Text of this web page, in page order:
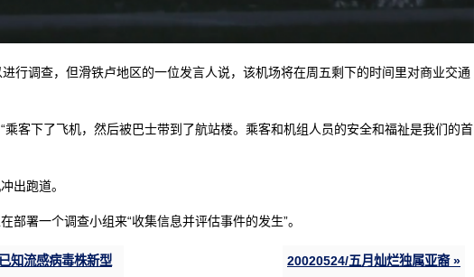
行调查，但滑铁卢地区的一位发言人说，该机场将在周五剩下的时间里对商业交通
乘客下了飞机，然后被巴士带到了航站楼。乘客和机组人员的安全和福祉是我们的首
出跑道。
部署一个调查小组来“收集信息并评估事件的发生”。
知流感病毒株新型
20020524/五月灿烂独属亚裔 »